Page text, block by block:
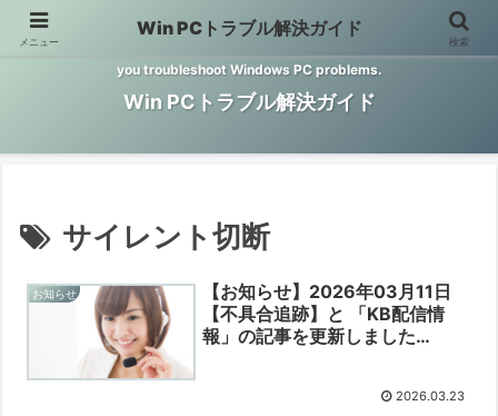
Windows PCのトラブル解決をお手伝いするサイトです。 This site helps
you troubleshoot Windows PC problems.
Win PCトラブル解決ガイド
サイレント切断
お知らせ
【お知らせ】2026年03月11日
【不具合追跡】と 「KB配信情
報」の記事を更新しました
2026.03.23
メニュー
Win PCトラブル解決ガイド
検索